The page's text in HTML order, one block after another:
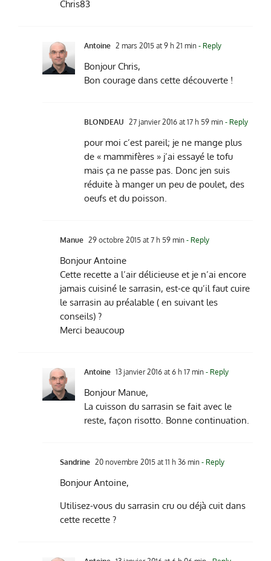
Chris83
Antoine 2 mars 2015 at 9 h 21 min - Reply
Bonjour Chris,
Bon courage dans cette découverte !
BLONDEAU 27 janvier 2016 at 17 h 59 min - Reply
pour moi c’est pareil; je ne mange plus
de « mammifères » j’ai essayé le tofu
mais ça ne passe pas. Donc jen suis
réduite à manger un peu de poulet, des
oeufs et du poisson.
Manue 29 octobre 2015 at 7 h 59 min - Reply
Bonjour Antoine
Cette recette a l’air délicieuse et je n’ai encore
jamais cuisiné le sarrasin, est-ce qu’il faut cuire
le sarrasin au préalable ( en suivant les
conseils) ?
Merci beaucoup
Antoine 13 janvier 2016 at 6 h 17 min - Reply
Bonjour Manue,
La cuisson du sarrasin se fait avec le
reste, façon risotto. Bonne continuation.
Sandrine 20 novembre 2015 at 11 h 36 min - Reply
Bonjour Antoine,
Utilisez-vous du sarrasin cru ou déjà cuit dans
cette recette ?